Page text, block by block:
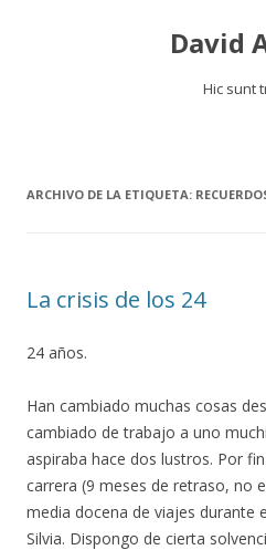
David
Hic sunt
ARCHIVO DE LA ETIQUETA:
La crisis de los 24
24 años.
Han cambiado muchas cosas
cambiado de trabajo a uno
aspiraba hace dos lustros. Por
carrera (9 meses de retraso, no
media docena de viajes durante
Silvia. Dispongo de cierta